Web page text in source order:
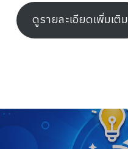
ดูรายละเอียดเพิ่มเติม